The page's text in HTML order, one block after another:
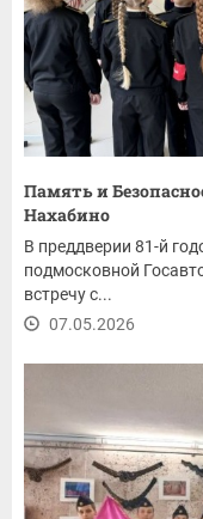
Память и
Нахабино
В преддверии 81-й
подмосковной
встречу с...
07.05.2026